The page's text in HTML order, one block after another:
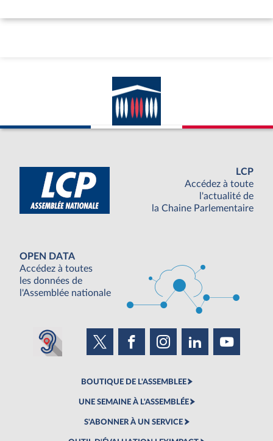
LCP
Accédez à toute
l'actualité de
la Chaine Parlementaire
OPEN DATA
Accédez à toutes
les données de
l'Assemblée nationale
BOUTIQUE DE L'ASSEMBLEE
UNE SEMAINE À L'ASSEMBLÉE
S'ABONNER À UN SERVICE